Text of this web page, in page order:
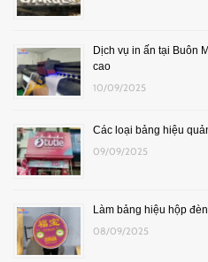
Dịch vụ in ấn tại Buôn
cao
10/09/2025
Các loại bảng hiệu
09/09/2025
Làm bảng hiệu hộp
08/09/2025